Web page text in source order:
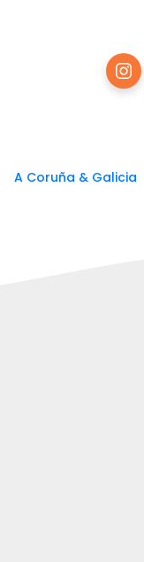
A Coruña & Galicia